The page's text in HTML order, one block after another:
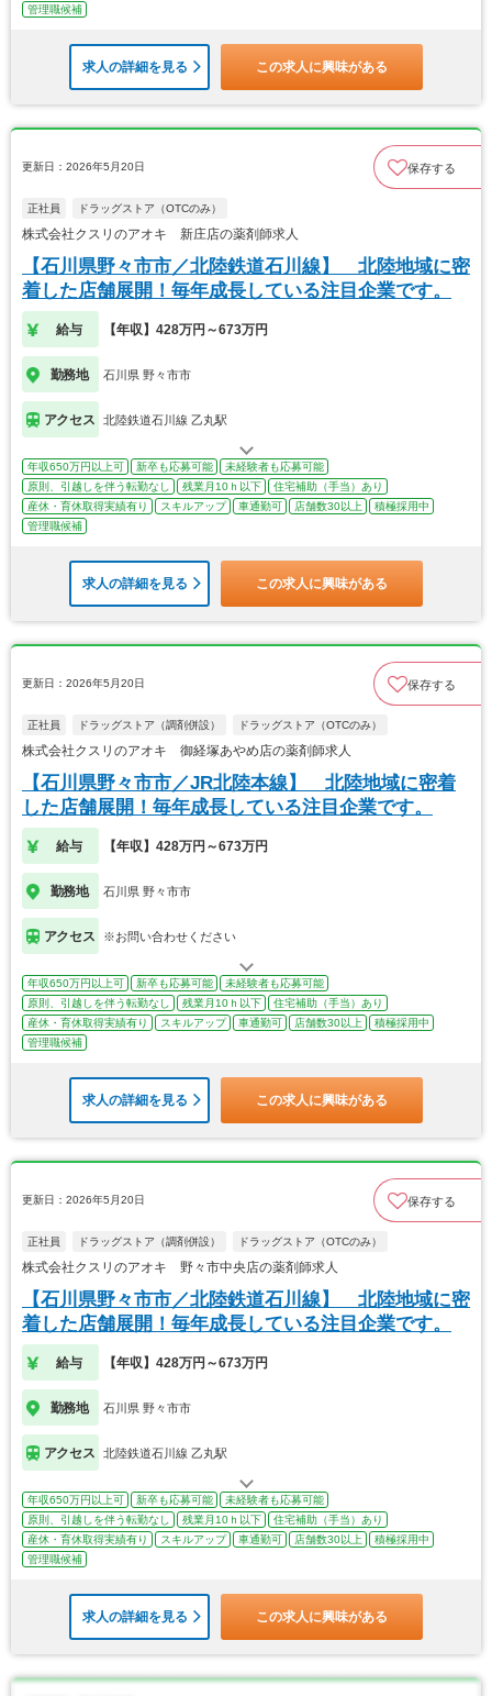
管理職候補
求人の詳細を見る この求人に興味がある
更新日：2026年5月20日 保存する
正社員 ドラッグストア（OTCのみ）
株式会社クスリのアオキ 新庄店の薬剤師求人
【石川県野々市市／北陸鉄道石川線】 北陸地域に密
着した店舗展開！毎年成長している注目企業です。
給与 【年収】428万円～673万円
勤務地 石川県 野々市市
アクセス 北陸鉄道石川線 乙丸駅
年収650万円以上可 新卒も応募可能
未経験者も応募可能
原則、引越しを伴う転勤なし
残業月10ｈ以下
住宅補助（手当）あり
産休・育休取得実績有り
スキルアップ 車通勤可 店舗数30以上
積極採用中
管理職候補
求人の詳細を見る この求人に興味がある
更新日：2026年5月20日 保存する
正社員 ドラッグストア（調剤併設） ドラッグストア（OTCのみ）
株式会社クスリのアオキ 御経塚あやめ店の薬剤師求人
【石川県野々市市／JR北陸本線】 北陸地域に密着
した店舗展開！毎年成長している注目企業です。
給与 【年収】428万円～673万円
勤務地 石川県 野々市市
アクセス ※お問い合わせください
年収650万円以上可 新卒も応募可能
未経験者も応募可能
原則、引越しを伴う転勤なし
残業月10ｈ以下
住宅補助（手当）あり
産休・育休取得実績有り
スキルアップ 車通勤可 店舗数30以上
積極採用中
管理職候補
求人の詳細を見る この求人に興味がある
更新日：2026年5月20日 保存する
正社員 ドラッグストア（調剤併設） ドラッグストア（OTCのみ）
株式会社クスリのアオキ 野々市中央店の薬剤師求人
【石川県野々市市／北陸鉄道石川線】 北陸地域に密
着した店舗展開！毎年成長している注目企業です。
給与 【年収】428万円～673万円
勤務地 石川県 野々市市
アクセス 北陸鉄道石川線 乙丸駅
年収650万円以上可 新卒も応募可能
未経験者も応募可能
原則、引越しを伴う転勤なし
残業月10ｈ以下
住宅補助（手当）あり
産休・育休取得実績有り
スキルアップ 車通勤可 店舗数30以上
積極採用中
管理職候補
求人の詳細を見る この求人に興味がある